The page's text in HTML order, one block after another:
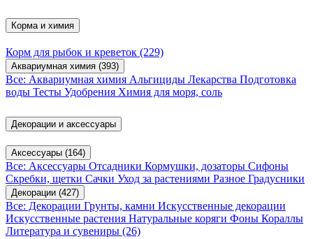
Корма и химия
Корм для рыбок и креветок (229)
Аквариумная химия (393)
Все: Аквариумная химия Альгициды Лекарства Подготовка
воды Тесты Удобрения Химия для моря, соль
Декорации и аксессуары
Аксессуары (164)
Все: Аксессуары Отсадники Кормушки, дозаторы Сифоны
Скребки, щетки Сачки Уход за растениями Разное Градусники
Декорации (427)
Все: Декорации Грунты, камни Искусственные декорации
Искусственные растения Натуральные коряги Фоны Кораллы
Литература и сувениры (26)